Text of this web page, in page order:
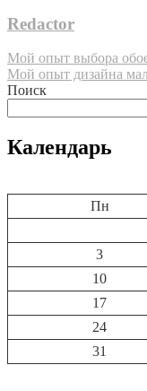
Redactor
Навигация
по
Мой опыт выбора
Мой опыт дизайна
Поиск
Календарь
Пн
3
10
17
24
31